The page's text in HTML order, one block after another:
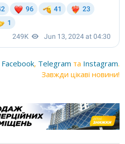
Facebook, Telegram та Instagram.
Завжди цікаві новини!